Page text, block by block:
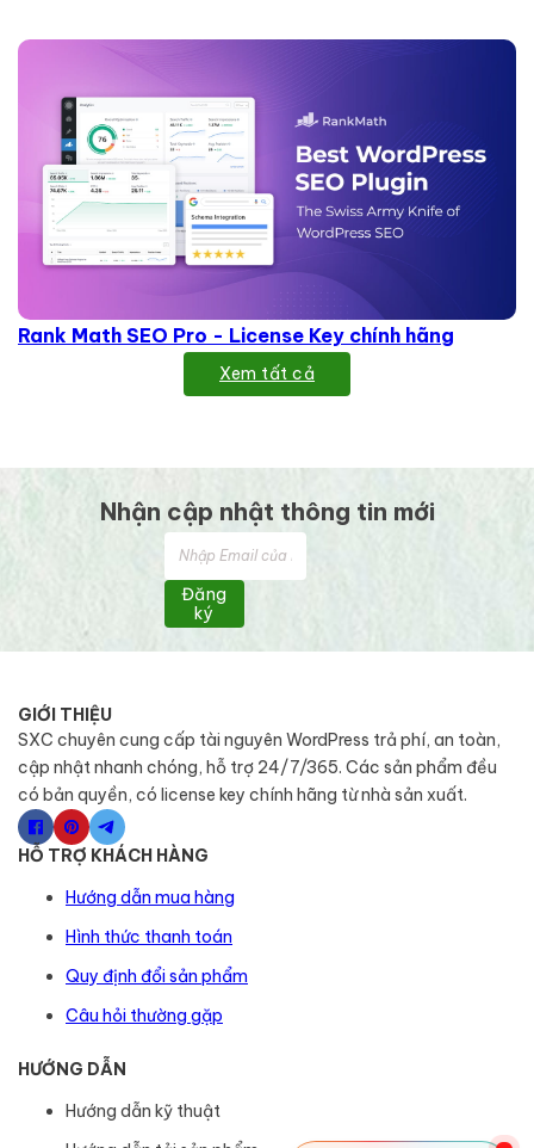
Rank Math SEO Pro - License Key chính hãng
Xem tất cả
Nhận cập nhật thông tin mới
Đăng
ký
GIỚI THIỆU
SXC chuyên cung cấp tài nguyên WordPress trả phí, an toàn,
cập nhật nhanh chóng, hỗ trợ 24/7/365. Các sản phẩm đều
có bản quyền, có license key chính hãng từ nhà sản xuất.
HỖ TRỢ KHÁCH HÀNG
Hướng dẫn mua hàng
Hình thức thanh toán
Quy định đổi sản phẩm
Câu hỏi thường gặp
HƯỚNG DẪN
Hướng dẫn kỹ thuật